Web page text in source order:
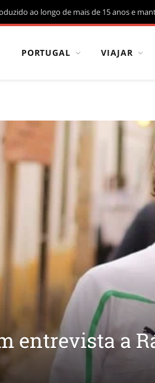
ao longo de mais de 15 anos e
PORTUGAL VIAJAR
entrevista a